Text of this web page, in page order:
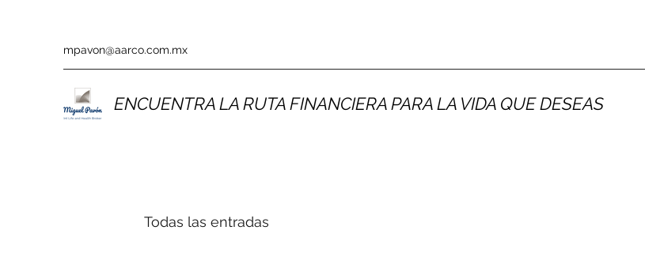
mpavon@aarco.com.mx
ENCUENTRA LA RUTA FINANCIERA PARA LA VIDA QUE DESEAS
Todas las entradas